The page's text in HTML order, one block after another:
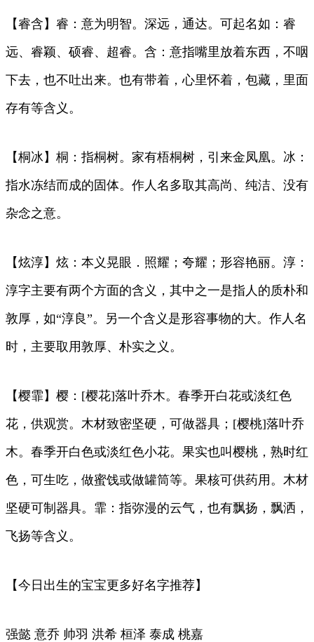
【睿含】睿：意为明智。深远，通达。可起名如：睿
远、睿颖、硕睿、超睿。含：意指嘴里放着东西，不咽
下去，也不吐出来。也有带着，心里怀着，包藏，里面
存有等含义。
【桐冰】桐：指桐树。家有梧桐树，引来金凤凰。冰：
指水冻结而成的固体。作人名多取其高尚、纯洁、没有
杂念之意。
【炫淳】炫：本义晃眼．照耀；夸耀；形容艳丽。淳：
淳字主要有两个方面的含义，其中之一是指人的质朴和
敦厚，如“淳良”。另一个含义是形容事物的大。作人名
时，主要取用敦厚、朴实之义。
【樱霏】樱：[樱花]落叶乔木。春季开白花或淡红色
花，供观赏。木材致密坚硬，可做器具；[樱桃]落叶乔
木。春季开白色或淡红色小花。果实也叫樱桃，熟时红
色，可生吃，做蜜饯或做罐筒等。果核可供药用。木材
坚硬可制器具。霏：指弥漫的云气，也有飘扬，飘洒，
飞扬等含义。
【今日出生的宝宝更多好名字推荐】
强懿 意乔 帅羽 洪希 桓泽 泰成 桃嘉